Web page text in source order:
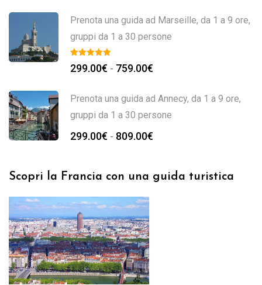
Prenota una guida ad Marseille, da 1 a 9 ore,
gruppi da 1 a 30 persone
299.00€ - 759.00€
Prenota una guida ad Annecy, da 1 a 9 ore,
gruppi da 1 a 30 persone
299.00€ - 809.00€
Scopri la Francia con una guida turistica